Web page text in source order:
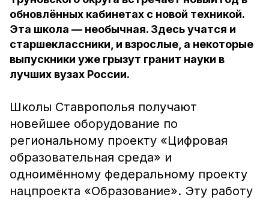
обновлённых кабинетах с новой техникой.
Эта школа — необычная. Здесь учатся и
старшеклассники, и взрослые, а некоторые
выпускники уже грызут гранит науки в
лучших вузах России.
Школы Ставрополья получают
новейшее оборудование по
региональному проекту «Цифровая
образовательная среда» и
одноимённому федеральному проекту
нацпроекта «Образование». Эту работу